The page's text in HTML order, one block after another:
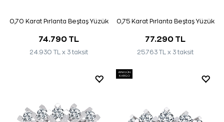
0,70 Karat Pırlanta Beştaş Yüzük
74.790 TL
24.930 TL x 3 taksit
0,75 Karat Pırlanta Beştaş Yüzük
77.290 TL
25.763 TL x 3 taksit
AYNI GÜN
KARGO